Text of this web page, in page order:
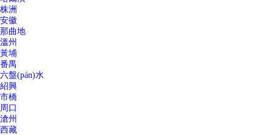
株洲
安徽
那曲地
溫州
黃埔
番禺
六盤(pán)水
紹興
市橋
周口
滄州
西藏